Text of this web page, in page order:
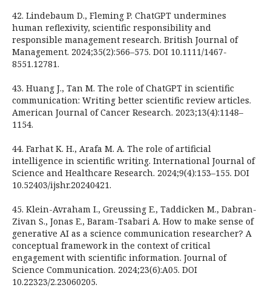
42. Lindebaum D., Fleming P. ChatGPT undermines
human reflexivity, scientific responsibility and
responsible management research. British Journal of
Management. 2024;35(2):566–575. DOI 10.1111/1467-
8551.12781.
43. Huang J., Tan M. The role of ChatGPT in scientific
communication: Writing better scientific review articles.
American Journal of Cancer Research. 2023;13(4):1148–
1154.
44. Farhat K. H., Arafa M. A. The role of artificial
intelligence in scientific writing. International Journal of
Science and Healthcare Research. 2024;9(4):153–155. DOI
10.52403/ijshr.20240421.
45. Klein-Avraham I., Greussing E., Taddicken M., Dabran-
Zivan S., Jonas E., Baram-Tsabari A. How to make sense of
generative AI as a science communication researcher? A
conceptual framework in the context of critical
engagement with scientific information. Journal of
Science Communication. 2024;23(6):A05. DOI
10.22323/2.23060205.